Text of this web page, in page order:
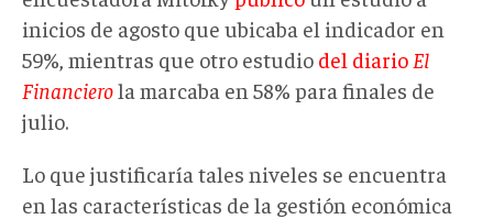
inicios de agosto que ubicaba el indicador en
59%, mientras que otro estudio del diario El
Financierola marcaba en 58% para finales de
julio.
Lo que justificaría tales niveles se encuentra
en las características de la gestión económica